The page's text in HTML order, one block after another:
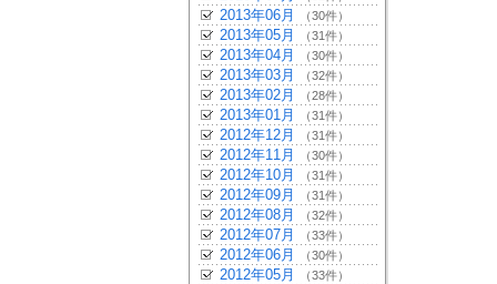
2013年06月 （30件）
2013年05月 （31件）
2013年04月 （30件）
2013年03月 （32件）
2013年02月 （28件）
2013年01月 （31件）
2012年12月 （31件）
2012年11月 （30件）
2012年10月 （31件）
2012年09月 （31件）
2012年08月 （32件）
2012年07月 （33件）
2012年06月 （30件）
2012年05月 （33件）